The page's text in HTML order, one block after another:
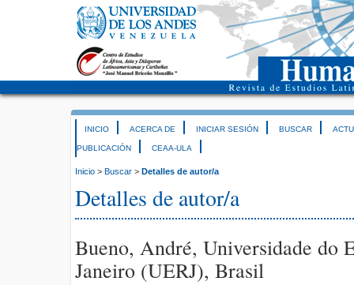
INICIO ACERCA DE INICIAR SESIÓN BUSCAR
PUBLICACIÓN CEAA-ULA
Inicio > Buscar > Detalles de autor/a
Detalles de autor/a
Bueno, André, Universidade do
Janeiro (UERJ), Brasil